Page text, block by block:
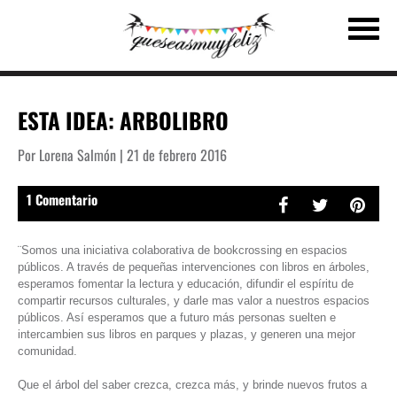
ESTA IDEA: ARBOLIBRO
Por Lorena Salmón | 21 de febrero 2016
1 Comentario
¨Somos una iniciativa colaborativa de bookcrossing en espacios
públicos. A través de pequeñas intervenciones con libros en árboles,
esperamos fomentar la lectura y educación, difundir el espíritu de
compartir recursos culturales, y darle mas valor a nuestros espacios
públicos. Así esperamos que a futuro más personas suelten e
intercambien sus libros en parques y plazas, y generen una mejor
comunidad.
Que el árbol del saber crezca, crezca más, y brinde nuevos frutos a